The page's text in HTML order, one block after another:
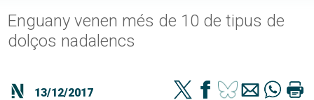
Enguany venen més de 10 de tipus de
dolços nadalencs
13/12/2017